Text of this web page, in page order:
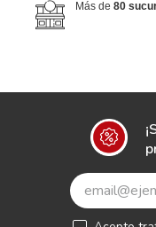
Más de 80